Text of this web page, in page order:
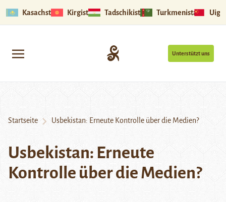
Kasachstan Kirgistan Tadschikistan Turkmenistan
Unterstützt uns
Startseite Usbekistan: Erneute Kontrolle über die Medien?
Usbekistan: Erneute
Kontrolle über die Medien?